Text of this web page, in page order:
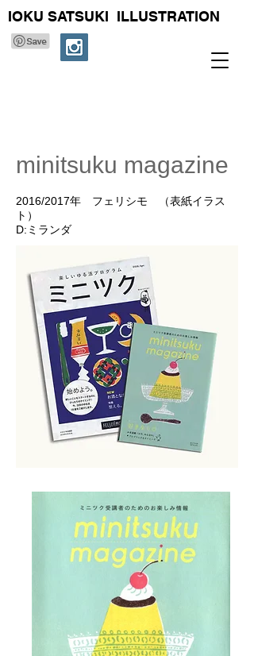
IOKU SATSUKI ILLUSTRATION
minitsuku magazine
2016/2017年 フェリシモ （表紙イラス
ト）
D:​ミランダ